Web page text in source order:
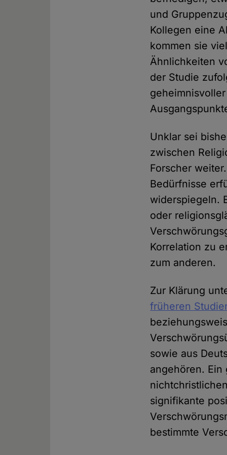
und
Kollegen eine
kommen sie
Ähnlichkeiten
der Studie
Unklar sei
zwischen
Forscher
Bedürfnisse
widerspiegeln.
oder
Korrelation zu
zum anderen.
Zur Klärung
früheren
sowie aus
angehören.
signifikante
bestimmte